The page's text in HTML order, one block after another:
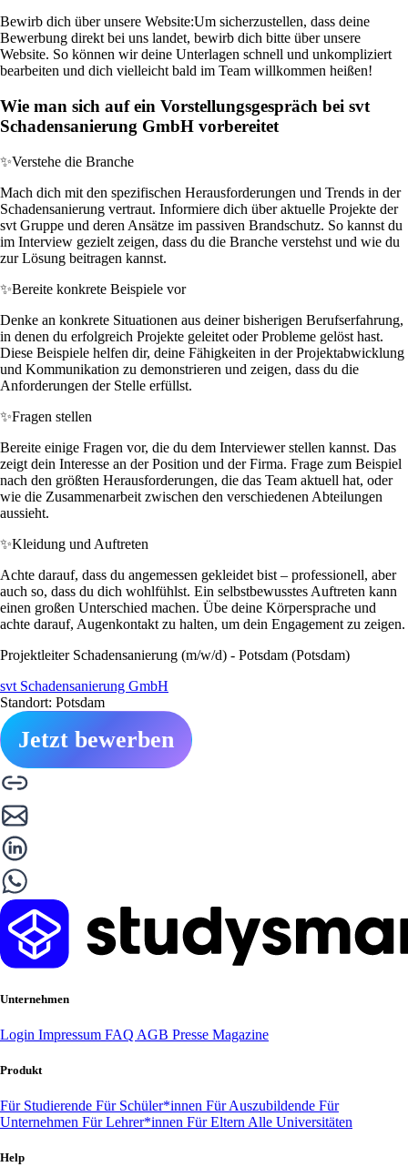
Bewirb dich über unsere Website:Um sicherzustellen, dass deine
Bewerbung direkt bei uns landet, bewirb dich bitte über unsere
Website. So können wir deine Unterlagen schnell und unkompliziert
bearbeiten und dich vielleicht bald im Team willkommen heißen!
Wie man sich auf ein Vorstellungsgespräch bei svt
Schadensanierung GmbH vorbereitet
✨Verstehe die Branche
Mach dich mit den spezifischen Herausforderungen und Trends in der
Schadensanierung vertraut. Informiere dich über aktuelle Projekte der
svt Gruppe und deren Ansätze im passiven Brandschutz. So kannst du
im Interview gezielt zeigen, dass du die Branche verstehst und wie du
zur Lösung beitragen kannst.
✨Bereite konkrete Beispiele vor
Denke an konkrete Situationen aus deiner bisherigen Berufserfahrung,
in denen du erfolgreich Projekte geleitet oder Probleme gelöst hast.
Diese Beispiele helfen dir, deine Fähigkeiten in der Projektabwicklung
und Kommunikation zu demonstrieren und zeigen, dass du die
Anforderungen der Stelle erfüllst.
✨Fragen stellen
Bereite einige Fragen vor, die du dem Interviewer stellen kannst. Das
zeigt dein Interesse an der Position und der Firma. Frage zum Beispiel
nach den größten Herausforderungen, die das Team aktuell hat, oder
wie die Zusammenarbeit zwischen den verschiedenen Abteilungen
aussieht.
✨Kleidung und Auftreten
Achte darauf, dass du angemessen gekleidet bist – professionell, aber
auch so, dass du dich wohlfühlst. Ein selbstbewusstes Auftreten kann
einen großen Unterschied machen. Übe deine Körpersprache und
achte darauf, Augenkontakt zu halten, um dein Engagement zu zeigen.
Projektleiter Schadensanierung (m/w/d) - Potsdam (Potsdam)
svt Schadensanierung GmbH
Standort: Potsdam
Jetzt bewerben
Unternehmen
Login Impressum FAQ AGB Presse Magazine
Produkt
Für Studierende Für Schüler*innen Für Auszubildende Für
Unternehmen Für Lehrer*innen Für Eltern Alle Universitäten
Help